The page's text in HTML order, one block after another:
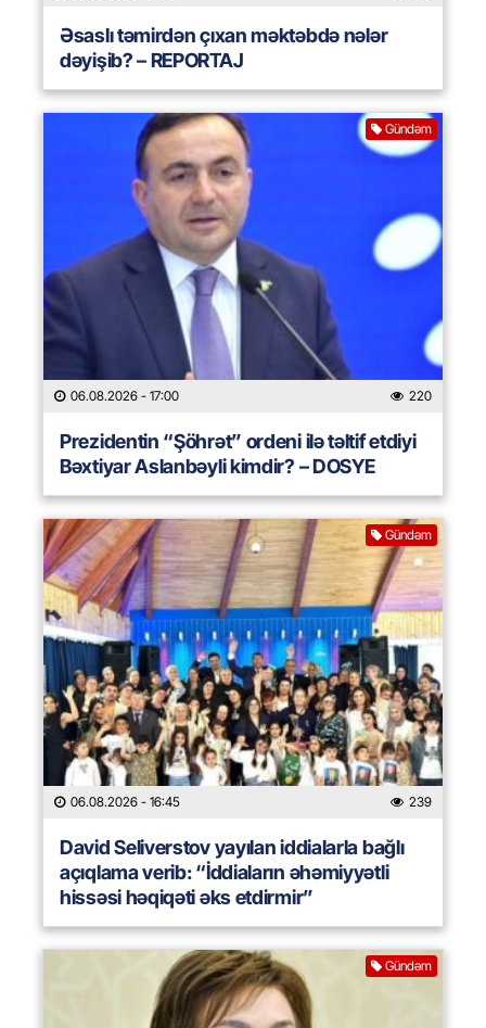
Əsaslı təmirdən çıxan məktəbdə nələr
dəyişib? – REPORTAJ
Gündəm
06.08.2026 - 17:00 220
Prezidentin “Şöhrət” ordeni ilə təltif etdiyi
Bəxtiyar Aslanbəyli kimdir? – DOSYE
Gündəm
06.08.2026 - 16:45 239
David Seliverstov yayılan iddialarla bağlı
açıqlama verib: “İddiaların əhəmiyyətli
hissəsi həqiqəti əks etdirmir”
Gündəm